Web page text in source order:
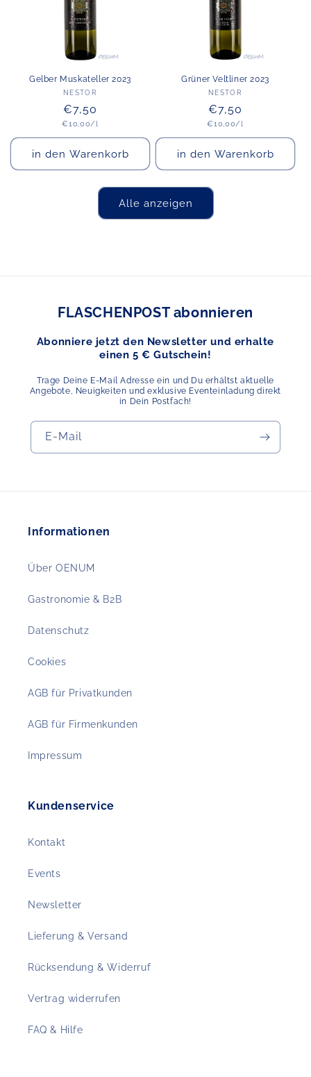
Gelber Muskateller 2023
Anbieter:
NESTOR
Normaler
Preis
€7,50
Grundpreis
€10,00/l
in den Warenkorb
Grüner Veltliner 2023
Anbieter:
NESTOR
Normaler
Preis
€7,50
Grundpreis
€10,00/l
in den Warenkorb
Alle anzeigen
FLASCHENPOST abonnieren
Abonniere jetzt den Newsletter und erhalte
einen 5 € Gutschein!
Trage Deine E-Mail Adresse ein und Du erhältst aktuelle
Angebote, Neuigkeiten und exklusive Eventeinladung direkt
in Dein Postfach!
E-Mail
Informationen
Über OENUM
Gastronomie & B2B
Datenschutz
Cookies
AGB für Privatkunden
AGB für Firmenkunden
Impressum
Kundenservice
Kontakt
Events
Newsletter
Lieferung & Versand
Rücksendung & Widerruf
Vertrag widerrufen
FAQ & Hilfe